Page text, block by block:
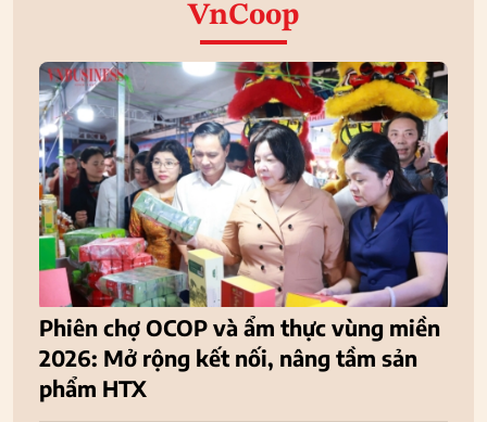
VnCoop
Phiên chợ OCOP và ẩm thực vùng miền
2026: Mở rộng kết nối, nâng tầm sản
phẩm HTX